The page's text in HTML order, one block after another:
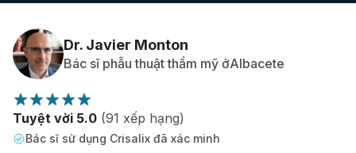
Đánh giá của bệnh nhân
Dr. Javier Monton
Bác sĩ phẫu thuật thẩm mỹ ởAlbacete
Tuyệt vời 5.0 (91 xếp hạng)
Bác sĩ sử dụng Crisalix đã xác minh